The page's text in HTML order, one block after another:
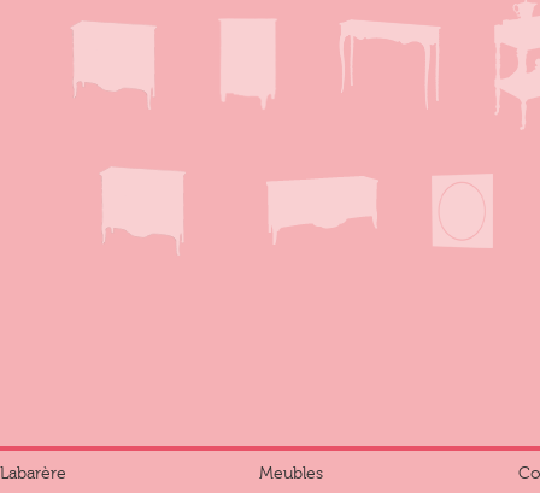
Labarère Meubles